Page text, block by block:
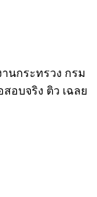
นกระทรวง กรม
อบจริง ติว เฉลย